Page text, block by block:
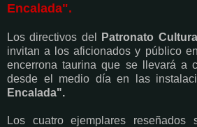
Encalada".
Los directivos del Patronato
invitana los aficionados y público
encerrona taurina que se llevará a
desde el medio día en las
Encalada".
Los cuatro ejemplares